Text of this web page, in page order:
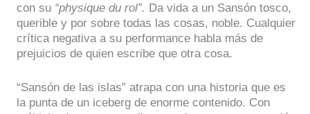
con su “physique du rol”. Da vida a un Sansón tosco,
querible y por sobre todas las cosas, noble. Cualquier
crítica negativa a su performance habla más de
prejuicios de quien escribe que otra cosa.
“Sansón de las islas” atrapa con una historia que es
la punta de un iceberg de enorme contenido. Con